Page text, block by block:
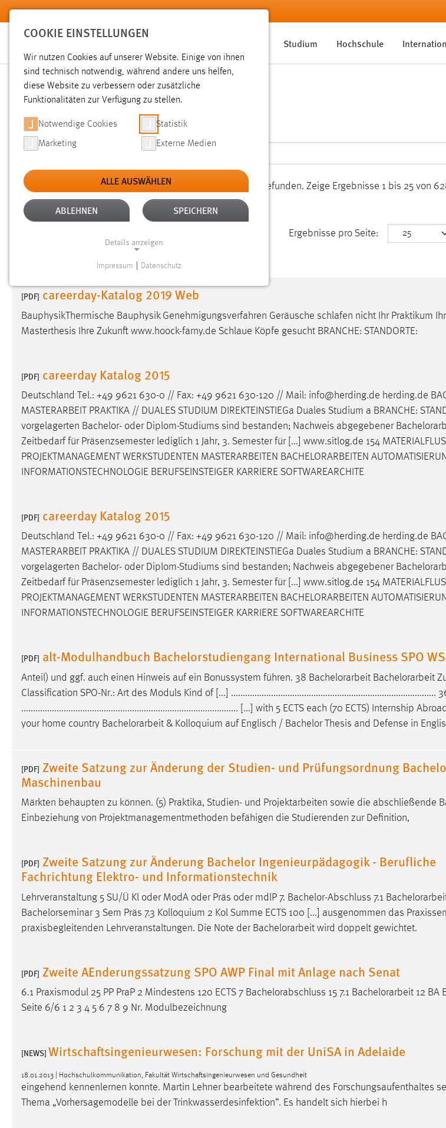
Zum Hauptinhalt springen
Studium Hochschule
SUCHE
Gesucht nach "bachelorarbeit".Es wurden 628 Ergebnisse gefunden. Zeige Ergebnisse 1 bis 25 von
Ergebnisse pro Seite:
[PDF] careerday-Katalog 2019 Web
BauphysikThermische Bauphysik Genehmigungsverfahren Geräusche schlafen nicht Ihr Praktikum
Masterthesis Ihre Zukunft www.hoock-farny.de Schlaue Köpfe gesucht BRANCHE: STANDORTE:
[PDF] careerday Katalog 2015
Deutschland Tel.: +49 9621 630-0 // Fax: +49 9621 630-120 // Mail: info@herding.de herding.de
MASTERARBEIT PRAKTIKA // DUALES STUDIUM DIREKTEINSTIEGa Duales Studium a BRANCHE:
vorgelagerten Bachelor- oder Diplom-Studiums sind bestanden; Nachweis abgegebener
Zeitbedarf für Präsenzsemester lediglich 1 Jahr, 3. Semester für [...] www.sitlog.de 154
PROJEKTMANAGEMENT WERKSTUDENTEN MASTERARBEITEN BACHELORARBEITEN
INFORMATIONSTECHNOLOGIE BERUFSEINSTEIGER KARRIERE SOFTWAREARCHITE
[PDF] careerday Katalog 2015
Deutschland Tel.: +49 9621 630-0 // Fax: +49 9621 630-120 // Mail: info@herding.de herding.de
MASTERARBEIT PRAKTIKA // DUALES STUDIUM DIREKTEINSTIEGa Duales Studium a BRANCHE:
vorgelagerten Bachelor- oder Diplom-Studiums sind bestanden; Nachweis abgegebener
Zeitbedarf für Präsenzsemester lediglich 1 Jahr, 3. Semester für [...] www.sitlog.de 154
PROJEKTMANAGEMENT WERKSTUDENTEN MASTERARBEITEN BACHELORARBEITEN
INFORMATIONSTECHNOLOGIE BERUFSEINSTEIGER KARRIERE SOFTWAREARCHITE
[PDF] alt-Modulhandbuch Bachelorstudiengang International Business SPO
Anteil) und ggf. auch einen Hinweis auf ein Bonussystem führen. 38 Bachelorarbeit Bachelorarbeit
Classification SPO-Nr.: Art des Moduls Kind of [...] .......................................................................................
............................................................................................ [...] with 5 ECTS each (70 ECTS) Internship
your home country Bachelorarbeit & Kolloquium auf Englisch / Bachelor Thesis and Defense in
[PDF] Zweite Satzung zur Änderung der Studien- und Prüfungsordnung
Maschinenbau
Märkten behaupten zu können. (5) Praktika, Studien- und Projektarbeiten sowie die abschließende
Einbeziehung von Projektmanagementmethoden befähigen die Studierenden zur Definition,
[PDF] Zweite Satzung zur Änderung Bachelor Ingenieurpädagogik - Berufliche
Fachrichtung Elektro- und Informationstechnik
Lehrveranstaltung 5 SU/Ü Kl oder ModA oder Präs oder mdlP 7. Bachelor-Abschluss 7.1
Bachelorseminar 3 Sem Präs 7.3 Kolloquium 2 Kol Summe ECTS 100 [...] ausgenommen das
praxisbegleitenden Lehrveranstaltungen. Die Note der Bachelorarbeit wird doppelt gewichtet.
[PDF] Zweite AEnderungssatzung SPO AWP Final mit Anlage nach Senat
6.1 Praxismodul 25 PP PraP 2 Mindestens 120 ECTS 7 Bachelorabschluss 15 7.1 Bachelorarbeit 12 BA
Seite 6/6 1 2 3 4 5 6 7 8 9 Nr. Modulbezeichnung
[NEWS] Wirtschaftsingenieurwesen: Forschung mit der UniSA in Adelaide
18.01.2013 | Hochschulkommunikation, Fakultät Wirtschaftsingenieurwesen und Gesundheit
eingehend kennenlernen konnte. Martin Lehner bearbeitete während des Forschungsaufenthaltes
Thema „Vorhersagemodelle bei der Trinkwasserdesinfektion“. Es handelt sich hierbei h
COOKIE EINSTELLUNGEN
Wir nutzen Cookies auf unserer Website. Einige von ihnen
sind technisch notwendig, während andere uns helfen,
diese Website zu verbessern oder zusätzliche
Funktionalitäten zur Verfügung zu stellen.
Notwendige Cookies Statistik
Marketing Externe Medien
ALLE AUSWÄHLEN
ABLEHNEN SPEICHERN
Details anzeigen
Notwendige Cookies ermöglichen grundlegende
Website erforderlich.
Name: cookie_consent
Zweck:
Dieser Cookie speichert die
ausgewählten Einverständnis-Optionen
des Benutzers
Cookie Laufzeit: 1 Jahr
Performance
Für performante Seitenauslieferung wird
in diesem Cookie gespeichert, ob man
eingeloggt ist.
Sprachpräferenz
Name: site-language-preference
Chat
Name:
MibewSessionID, MIBEW_UserID,
Zweck:
Wird benötigt um die Chatfunktion
Cookie Laufzeit: MibewSessionID, mibew-chat-frame-
style-5e9dbeb1811c0446 =
Login
Name: fe_user, be_user, be_lastLoginProvider
Zweck:
Dieser Cookie ist notwendig um sich an
STATISTIK
unsere Besucher unsere Website nutzen.
Matomo
Name: _pk_ref, _pk_cvar, _pk_id, _pk_ses
Impressum Datenschutz